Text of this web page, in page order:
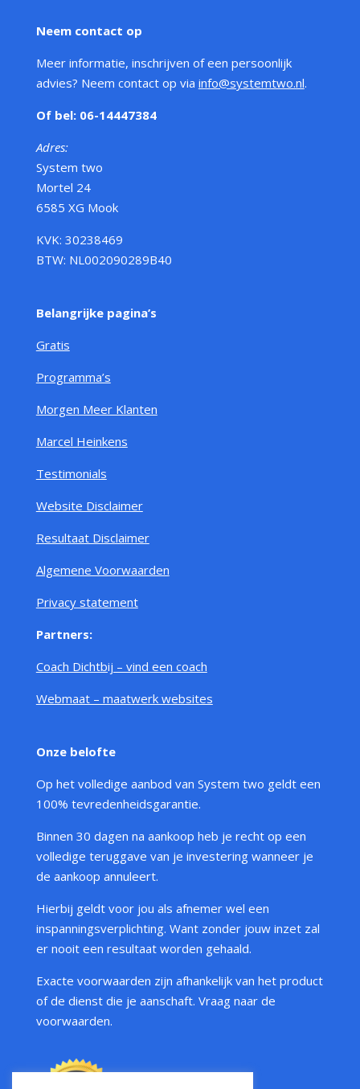
Neem contact op
Meer informatie, inschrijven of een persoonlijk
advies? Neem contact op via info@systemtwo.nl.
Of bel: 06-14447384
Adres:
System two
Mortel 24
6585 XG Mook
KVK: 30238469
BTW: NL002090289B40
Belangrijke pagina’s
Gratis
Programma’s
Morgen Meer Klanten
Marcel Heinkens
Testimonials
Website Disclaimer
Resultaat Disclaimer
Algemene Voorwaarden
Privacy statement
Partners:
Coach Dichtbij – vind een coach
Webmaat – maatwerk websites
Onze belofte
Op het volledige aanbod van System two geldt een
100% tevredenheidsgarantie.
Binnen 30 dagen na aankoop heb je recht op een
volledige teruggave van je investering wanneer je
de aankoop annuleert.
Hierbij geldt voor jou als afnemer wel een
inspanningsverplichting. Want zonder jouw inzet zal
er nooit een resultaat worden gehaald.
Exacte voorwaarden zijn afhankelijk van het product
of de dienst die je aanschaft. Vraag naar de
voorwaarden.